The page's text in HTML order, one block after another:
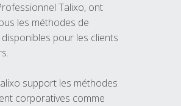
Talixo, ont
les méthodes de
pour les clients
support les méthodes
corporatives comme